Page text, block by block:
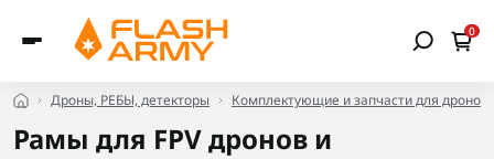
0
Дроны, РЕБЫ, детекторы Комплектующие и запчасти для дронов
Рамы для FPV дронов и